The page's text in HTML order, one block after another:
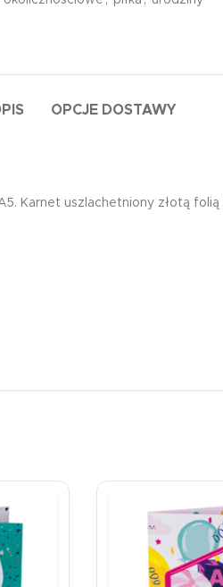
OPCJE DOSTAWY
Karnet uszlachetniony złotą